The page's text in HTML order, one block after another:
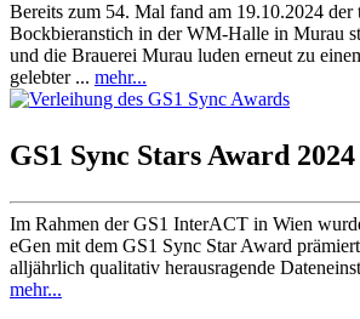
Bereits zum 54. Mal fand am 19.10.2024
Bockbieranstich in der WM-Halle in Murau
und die Brauerei Murau luden erneut zu
gelebter ... mehr...
GS1 Sync Stars Award 2024
Im Rahmen der GS1 InterACT in Wien
eGen mit dem GS1 Sync Star Award
alljährlich qualitativ herausragende
mehr...